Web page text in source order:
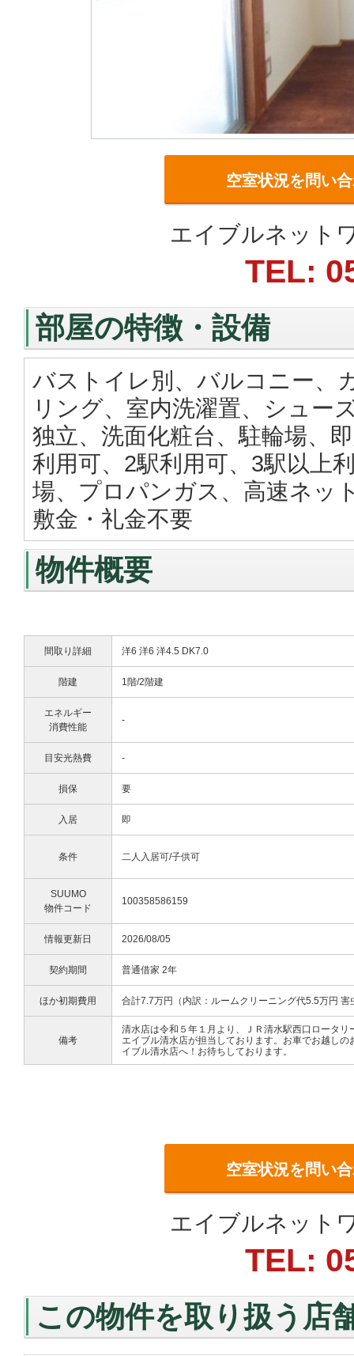
空室状況を問い
エイブルネット
TEL:
部屋の特徴・設備
バストイレ別、バルコニー、
リング、室内洗濯置、シュー
独立、洗面化粧台、駐輪場、
利用可、2駅利用可、3駅以上
場、プロパンガス、高速ネッ
敷金・礼金不要
物件概要
間取り詳細 洋6 洋6 洋4.5 DK7.0
階建 1階/2階建
エネルギー
消費性能
-
目安光熱費 -
損保 要
入居 即
条件 二人入居可/子供可
SUUMO
物件コード
100358586159
情報更新日 2026/08/05
契約期間 普通借家 2年
ほか初期費用 合計7.7万円（内訳：ルームクリーニング代5.5万円 害
備考
清水店は令和５年１月より、ＪＲ清水駅西口ロータ
エイブル清水店が担当しております。お車でお越し
イブル清水店へ！お待ちしております。
空室状況を問い
エイブルネット
TEL:
この物件を取り扱う店